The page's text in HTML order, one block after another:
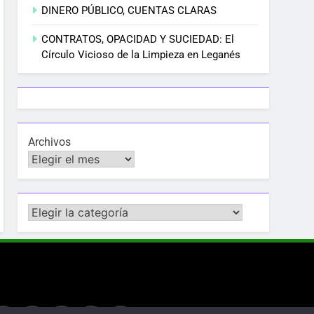
DINERO PÚBLICO, CUENTAS CLARAS
CONTRATOS, OPACIDAD Y SUCIEDAD: El
Círculo Vicioso de la Limpieza en Leganés
Archivos
Categorías